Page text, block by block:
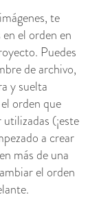
te
el orden en
Puedes
de archivo,
y suelta
orden que
(¡este
a crear
más de una
el orden